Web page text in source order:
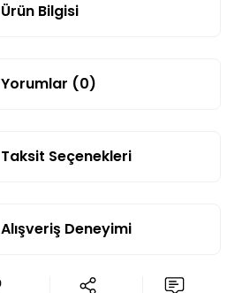
Ürün Bilgisi
Yorumlar (0)
Taksit Seçenekleri
Alışveriş Deneyimi